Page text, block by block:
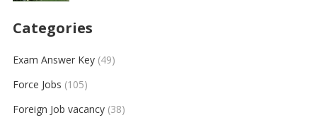
Categories
Exam Answer Key(49)
Force Jobs (105)
Foreign Job vacancy(38)